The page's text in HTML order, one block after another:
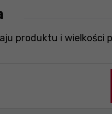
produktu i wielkości